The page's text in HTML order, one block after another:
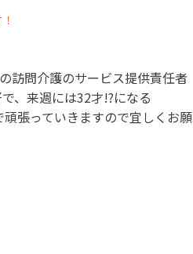
訪問介護のサービス提供責任者
、来週には32才!?になる
頑張っていきますので宜しくお願